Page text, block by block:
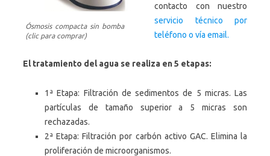
Ósmosis compacta sin bomba
(clic para comprar)
contacto con nuestro
servicio técnico por
teléfono o vía email.
El tratamiento del agua se realiza en 5 etapas:
1ª Etapa: Filtración de sedimentos de 5 micras. Las
partículas de tamaño superior a 5 micras son
rechazadas.
2ª Etapa: Filtración por carbón activo GAC. Elimina la
proliferación de microorganismos.